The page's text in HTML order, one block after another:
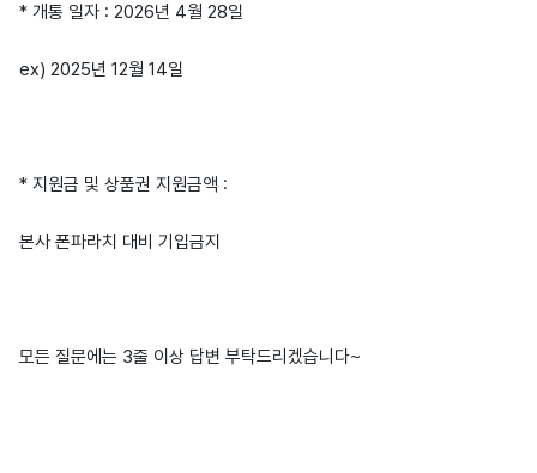
* 개통 일자 : 2026년 4월 28일
ex) 2025년 12월 14일
* 지원금 및 상품권 지원금액 :
본사 폰파라치 대비 기입금지
모든 질문에는 3줄 이상 답변 부탁드리겠습니다~